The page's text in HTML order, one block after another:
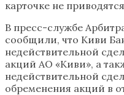
карточке не
В пресс-службе
сообщили, что Киви
недействительной
акций АО «Киви», а
недействительной
обременения акций в